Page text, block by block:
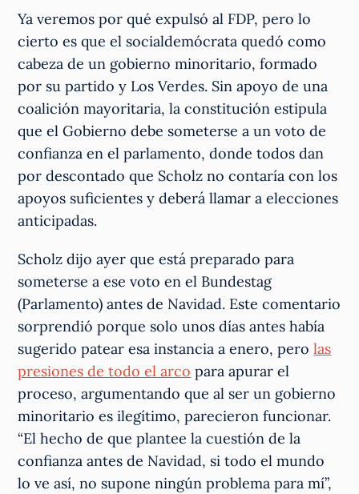
Ya veremos por qué expulsó al FDP, pero lo
cierto es que el socialdemócrata quedó como
cabeza de un gobierno minoritario, formado
por su partido y Los Verdes. Sin apoyo de una
coalición mayoritaria, la constitución estipula
que el Gobierno debe someterse a un voto de
confianza en el parlamento, donde todos dan
por descontado que Scholz no contaría con los
apoyos suficientes y deberá llamar a elecciones
anticipadas.
Scholz dijo ayer que está preparado para
someterse a ese voto en el Bundestag
(Parlamento) antes de Navidad. Este comentario
sorprendió porque solo unos días antes había
sugerido patear esa instancia a enero, perolas
presiones de todo el arco para apurar el
proceso, argumentando que al ser un gobierno
minoritario es ilegítimo, parecieron funcionar.
“El hecho de que plantee la cuestión de la
confianza antes de Navidad, si todo el mundo
lo ve así, no supone ningún problema para mí”,